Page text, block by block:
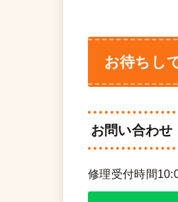
お待ちし
お問い合わせ
修理受付時間